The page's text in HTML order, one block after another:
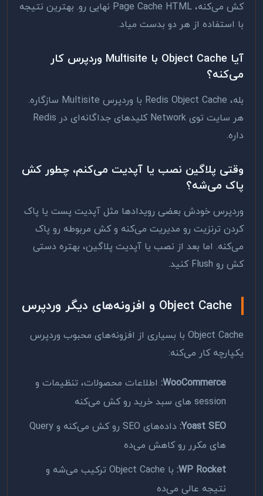
کش می‌کنه، Page Cache HTML نهایی رو. بهترین نتیجه
با استفاده از هر دو بدست میاد.
آیا Object Cache با Multisite وردپرس کار
می‌کنه؟
بله، Redis Object Cache با وردپرس Multisite سازگاره.
هر سایت توی Network کلیدهای جداگانه‌ای در Redis
داره.
وقتی پلاگین نصب یا آپدیت می‌کنم، چطور کش
پاک می‌شه؟
وردپرس خودش بعضی رویدادها مثل آپدیت پست یا پاک
کردن ترنزیت رو مدیریت می‌کنه و کش مربوطه رو پاک
می‌کنه. اما بعد از نصب یا آپدیت پلاگین، بهتره دستی
کش رو Flush کنید.
Object Cache و افزونه‌های دیگر وردپرس
Object Cache با بسیاری از افزونه‌های محبوب وردپرس
یکپارچه کار می‌کنه:
WooCommerce: اطلاعات محصولات، تنظیمات و
session های سبد خرید رو کش می‌کنه
Yoast SEO:
داده‌های SEO رو کش می‌کنه و Query
های مکرر رو کاهش می‌ده
WP Rocket:
با Object Cache ترکیب می‌شه و
نتیجه عالی می‌ده